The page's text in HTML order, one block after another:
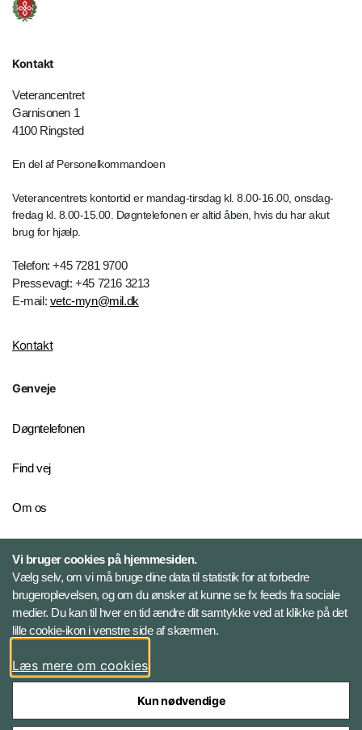
Kontakt
Veterancentret
Garnisonen 1
4100 Ringsted
En del af Personelkommandoen
Veterancentrets kontortid er mandag-tirsdag kl. 8.00-16.00, onsdag-
fredag kl. 8.00-15.00. Døgntelefonen er altid åben, hvis du har akut
brug for hjælp.
Telefon: +45 7281 9700
Pressevagt: +45 7216 3213
E-mail: vetc-myn@mil.dk
Kontakt
Genveje
Døgntelefonen
Find vej
Om os
Følg Veterancentret
Facebook
Vi bruger cookies på hjemmesiden.
Vælg selv, om vi må bruge dine data til statistik for at forbedre
brugeroplevelsen, og om du ønsker at kunne se fx feeds fra sociale
medier. Du kan til hver en tid ændre dit samtykke ved at klikke på det
lille cookie-ikon i venstre side af skærmen.
Læs mere om cookies
Kun nødvendige